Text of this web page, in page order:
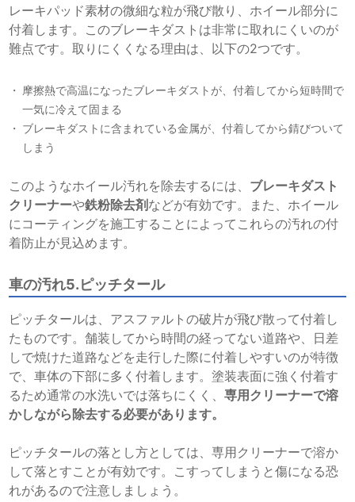
レーキパッド素材の微細な粒が飛び散り、ホイール部分に
付着します。このブレーキダストは非常に取れにくいのが
難点です。取りにくくなる理由は、以下の2つです。
摩擦熱で高温になったブレーキダストが、付着してから短時間で
一気に冷えて固まる
ブレーキダストに含まれている金属が、付着してから錆びついて
しまう
このようなホイール汚れを除去するには、 ブレーキダスト
クリーナーや鉄粉除去剤などが有効です。また、ホイール
にコーティングを施工することによってこれらの汚れの付
着防止が見込めます。
車の汚れ5.ピッチタール
ピッチタールは、アスファルトの破片が飛び散って付着し
たものです。舗装してから時間の経ってない道路や、日差
しで焼けた道路などを走行した際に付着しやすいのが特徴
で、車体の下部に多く付着します。塗装表面に強く付着す
るため通常の水洗いでは落ちにくく、専用クリーナーで溶
かしながら除去する必要があります。
ピッチタールの落とし方としては、専用クリーナーで溶か
して落とすことが有効です。こすってしまうと傷になる恐
れがあるので注意しましょう。